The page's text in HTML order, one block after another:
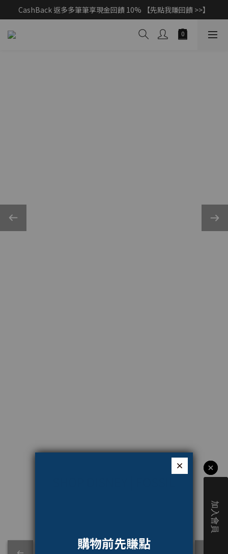
父親節獻禮｜加入/登入會員，新品享88折 >>
CashBack 返多多筆筆享現金回饋 10% 【先點我賺回饋 >>】
父親節獻禮｜加入/登入會員，新品享88折 >>